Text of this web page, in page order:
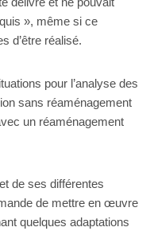
», même si ce
d’être réalisé.
pour l’analyse des
sans réaménagement
un réaménagement
de ses différentes
de mettre en œuvre
quelques adaptations